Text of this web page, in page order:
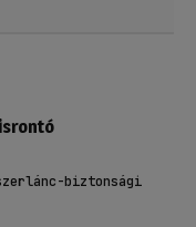
biztonsági